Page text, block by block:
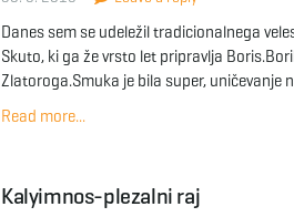
Danes sem se udeležil tradicionalnega
Skuto, ki ga že vrsto let pripravlja
Zlatoroga.Smuka je bila super, uničevanje
Read more...
Kalyimnos-plezalni raj